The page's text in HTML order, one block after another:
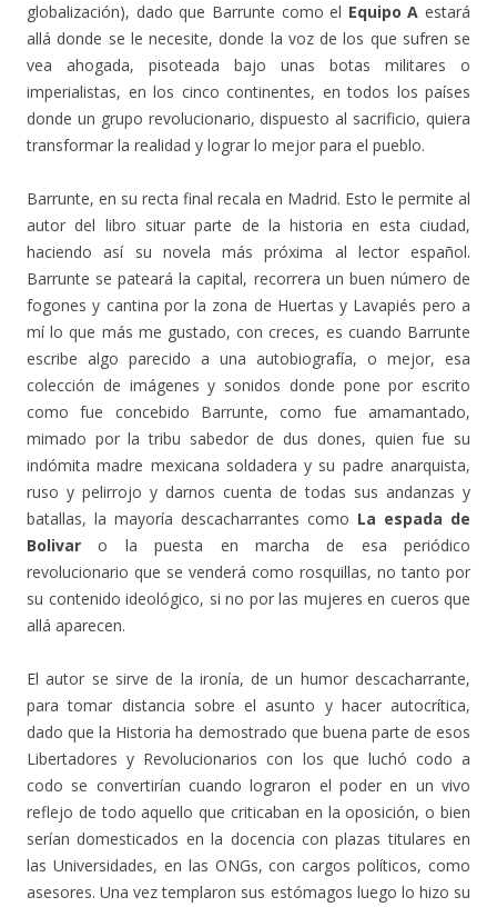
globalización), dado que Barrunte como el Equipo A estará
allá donde se le necesite, donde la voz de los que sufren se
vea ahogada, pisoteada bajo unas botas militares o
imperialistas, en los cinco continentes, en todos los países
donde un grupo revolucionario, dispuesto al sacrificio, quiera
transformar la realidad y lograr lo mejor para el pueblo.
Barrunte, en su recta final recala en Madrid. Esto le permite al
autor del libro situar parte de la historia en esta ciudad,
haciendo así su novela más próxima al lector español.
Barrunte se pateará la capital, recorrera un buen número de
fogones y cantina por la zona de Huertas y Lavapiés pero a
mí lo que más me gustado, con creces, es cuando Barrunte
escribe algo parecido a una autobiografía, o mejor, esa
colección de imágenes y sonidos donde pone por escrito
como fue concebido Barrunte, como fue amamantado,
mimado por la tribu sabedor de dus dones, quien fue su
indómita madre mexicana soldadera y su padre anarquista,
ruso y pelirrojo y darnos cuenta de todas sus andanzas y
batallas, la mayoría descacharrantes como La espada de
Bolivar o la puesta en marcha de esa periódico
revolucionario que se venderá como rosquillas, no tanto por
su contenido ideológico, si no por las mujeres en cueros que
allá aparecen.
El autor se sirve de la ironía, de un humor descacharrante,
para tomar distancia sobre el asunto y hacer autocrítica,
dado que la Historia ha demostrado que buena parte de esos
Libertadores y Revolucionarios con los que luchó codo a
codo se convertirían cuando lograron el poder en un vivo
reflejo de todo aquello que criticaban en la oposición, o bien
serían domesticados en la docencia con plazas titulares en
las Universidades, en las ONGs, con cargos políticos, como
asesores. Una vez templaron sus estómagos luego lo hizo su